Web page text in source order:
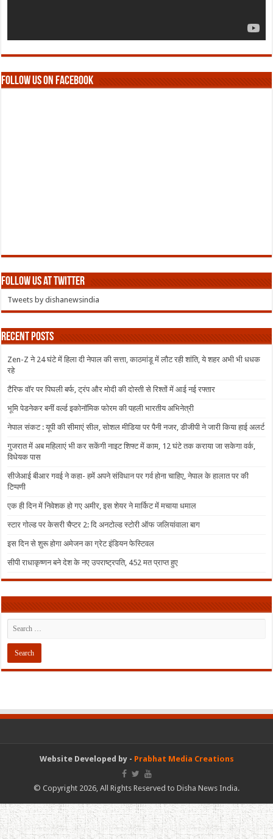
Follow us on Facebook
Follow us at Twitter
Tweets by dishanewsindia
Recent Posts
Zen-Z ने 24 घंटे में हिला दी नेपाल की सत्ता, काठमांडू में लौट रही शांति, ये शहर अभी भी धधक
रहे
टैरिफ वॉर पर पिघली बर्फ, ट्रंप और मोदी की दोस्ती से रिश्तों में आई नई रफ्तार
भूमि पेडनेकर बनीं वर्ल्ड इकोनॉमिक फोरम की पहली भारतीय अभिनेत्री
नेपाल संकट : यूपी की सीमाएं सील, सोशल मीडिया पर पैनी नजर, डीजीपी ने जारी किया हाई अलर्ट
गुजरात में अब महिलाएं भी कर सकेंगी नाइट शिफ्ट में काम, 12 घंटे तक कराया जा सकेगा वर्क,
विधेयक पास
सीजेआई बीआर गवई ने कहा- हमें अपने संविधान पर गर्व होना चाहिए, नेपाल के हालात पर की
टिप्पणी
एक ही दिन में निवेशक हो गए अमीर, इस शेयर ने मार्किट में मचाया धमाल
स्टार गोल्ड पर केसरी चैप्टर 2: दि अनटोल्ड स्टोरी ऑफ जलियांवाला बाग
इस दिन से शुरू होगा अमेजन का ग्रेट इंडियन फेस्टिवल
सीपी राधाकृष्णन बने देश के नए उपराष्ट्रपति, 452 मत प्राप्त हुए
Website Developed by - Prabhat Media Creations
© Copyright 2026, All Rights Reserved to Disha News India.